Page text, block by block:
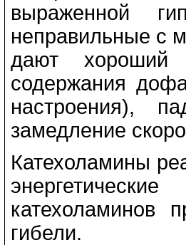
выраженной
неправильные с
дают хороший
содержания
настроения),
замедление
Катехоламины
гибели.